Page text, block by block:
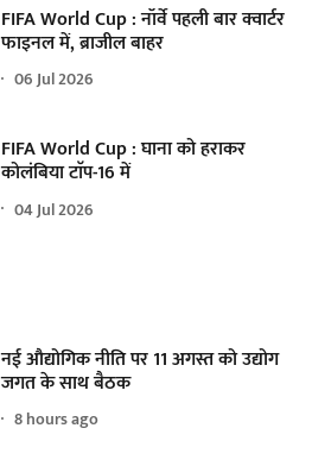
FIFA World Cup : नॉर्वे पहली बार क्वार्टर
फाइनल में, ब्राजील बाहर
06 Jul 2026
FIFA World Cup : घाना को हराकर
कोलंबिया टाॅप-16 में
04 Jul 2026
नई औद्योगिक नीति पर 11 अगस्त को उद्योग
जगत के साथ बैठक
8 hours ago